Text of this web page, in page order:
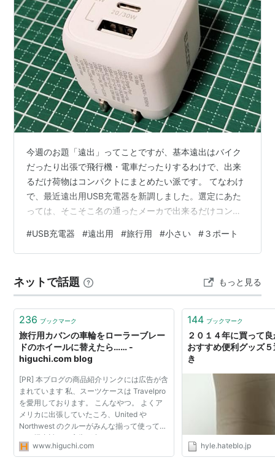
今週のお題「遠出」ってことですが、基本遠出はバイク
だったり出張で飛行機・電車だったりするわけで、出来
るだけ荷物はコンパクトにまとめたい派です。 てなわけ
で、最近遠出用USB充電器を新調しました。選定にあた
っては、そこそこ名の通ったメーカで出来るだけコンパ
は外せませんね。ってなわけで、こちらにしました。 エ
レコムさんのや～つ ２ポートや３ポート同時使用だと充
充電できれば良いのでそこまで重視しません。なんとい
っても約4×4×4cmの小ささが決め手です。 以前同じエ
レコムさんの２ポートのや～つ…
#USB充電器 #遠出用 #旅行用 #小さい #３ポート
ネットで話題 もっと見る
236 ブックマーク
旅行用カバンの車輪をローラーブレー
ドのホイールに替えたら…… -
higuchi.com blog
[PR] 本ブログの商品紹介リンクには広告が含
まれています 私、スーツケースは Travelpro
を愛用しております。 こんなやつ。 よくア
メリカに出張していたころ、United や
Northwest のクルーがみんな揃って使ってい
て、機内誌にも広告が出ていました。
Northwest のパイロットだった人が、機内持
www.higuchi.com
144 ブックマーク
２０１４年に買って
おすすめ便利グッズ
き
hyle.hateblo.jp